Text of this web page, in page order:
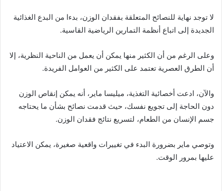
لا توجد نهاية للنصائح المتعلقة بفقدان الوزن، بدءا من البدع الغذائية
الجديدة إلى اتباع أنظمة التمارين الرياضية القاسية.
وعلى الرغم من أن الكثير منها يمكن أن يعمل من الناحية النظرية، إلا
أن الطرق العصرية تعتمد على الكثير من العوامل الفريدة.
والآن، ادعت أخصائية التغذية، ميليسا ماير، أنه يمكن إنقاص الوزن
دون الحاجة إلى تجويع نفسك، حيث قدمت نصائح بشأن ما يحتاجه
جسم الإنسان من الطعام، لتسريع نتائج فقدان الوزن.
وتوصي ماير بضرورة البدء في تغييرات واقعية صغيرة، يمكن الاعتياد
عليها بمرور الوقت.